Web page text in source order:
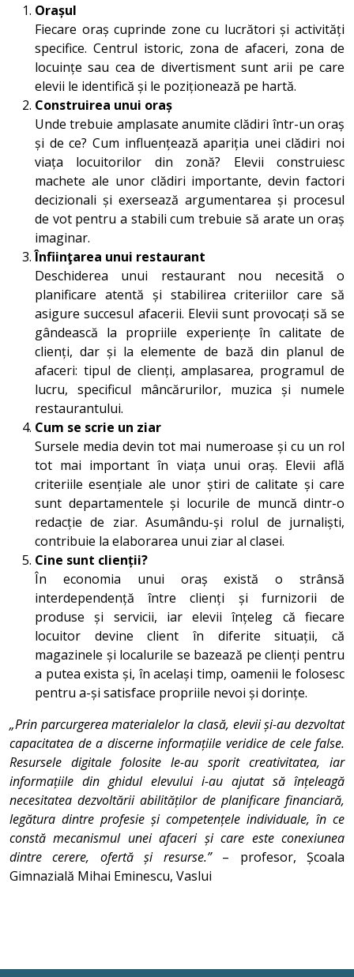
Orașul
Fiecare oraș cuprinde zone cu lucrători și activități
specifice. Centrul istoric, zona de afaceri, zona de
locuințe sau cea de divertisment sunt arii pe care
elevii le identifică și le poziționează pe hartă.
Construirea unui oraș
Unde trebuie amplasate anumite clădiri într-un oraș
și de ce? Cum influențează apariția unei clădiri noi
viața locuitorilor din zonă? Elevii construiesc
machete ale unor clădiri importante, devin factori
decizionali și exersează argumentarea și procesul
de vot pentru a stabili cum trebuie să arate un oraș
imaginar.
Înfiinţarea unui restaurant
Deschiderea unui restaurant nou necesită o
planificare atentă și stabilirea criteriilor care să
asigure succesul afacerii. Elevii sunt provocați să se
gândească la propriile experiențe în calitate de
clienți, dar și la elemente de bază din planul de
afaceri: tipul de clienți, amplasarea, programul de
lucru, specificul mâncărurilor, muzica și numele
restaurantului.
Cum se scrie un ziar
Sursele media devin tot mai numeroase și cu un rol
tot mai important în viața unui oraș. Elevii află
criteriile esențiale ale unor știri de calitate și care
sunt departamentele și locurile de muncă dintr-o
redacție de ziar. Asumându-și rolul de jurnaliști,
contribuie la elaborarea unui ziar al clasei.
Cine sunt clienții?
În economia unui oraș există o strânsă
interdependență între clienți și furnizorii de
produse și servicii, iar elevii înțeleg că fiecare
locuitor devine client în diferite situații, că
magazinele și localurile se bazează pe clienți pentru
a putea exista și, în același timp, oamenii le folosesc
pentru a-și satisface propriile nevoi și dorințe.
„Prin parcurgerea materialelor la clasă, elevii și-au dezvoltat
capacitatea de a discerne informațiile veridice de cele false.
Resursele digitale folosite le-au sporit creativitatea, iar
informațiile din ghidul elevului i-au ajutat să înțeleagă
necesitatea dezvoltării abilităților de planificare financiară,
legătura dintre profesie și competențele individuale, în ce
constă mecanismul unei afaceri și care este conexiunea
dintre cerere, ofertă și resurse.”– profesor, Școala
Gimnazială Mihai Eminescu, Vaslui